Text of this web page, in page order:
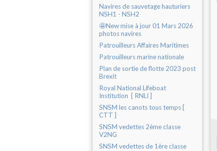
Navires de sauvetage hauturiers
NSH1 - NSH2
🤩New mise à jour 01 Mars 2026
photos navires
Patrouilleurs Affaires Maritimes
Patrouilleurs marine nationale
Plan de sortie de flotte 2023 post
Brexit
Royal National Lifeboat
Institution [ RNLI ]
SNSM les canots tous temps [
CTT ]
SNSM vedettes 2ème classe
V2NG
SNSM vedettes de 1ère classe